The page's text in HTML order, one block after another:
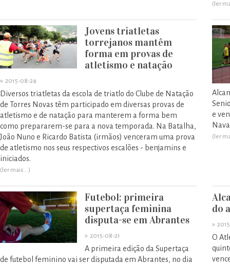
(ler
Jovens triatletas
torrejanos mantêm
forma em provas de
atletismo e natação
» 2015-08-24
Diversos triatletas da escola de triatlo do Clube de Natação
de Torres Novas têm participado em diversas provas de
atletismo e de natação para manterem a forma bem
como prepararem-se para a nova temporada. Na Batalha,
João Nuno e Ricardo Batista (irmãos) venceram uma prova
de atletismo nos seus respectivos escalões - benjamins e
iniciados.
(ler mais...)
e
(ler
Futebol: primeira
supertaça feminina
disputa-se em Abrantes
» 2015-08-21
A primeira edição da Supertaça
de futebol feminino vai ser disputada em Abrantes, no dia
do
»
O